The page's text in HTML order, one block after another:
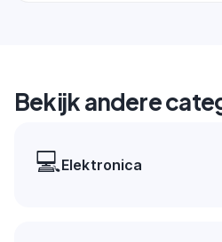
Bekijk andere
💻Elektronica